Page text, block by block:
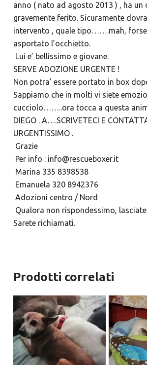
anno ( nato ad agosto 2013 ) , ha un
gravemente ferito. Sicuramente
intervento , quale tipo…….mah, forse
asportato l’occhietto.
Lui e’ bellissimo e giovane.
SERVE ADOZIONE URGENTE !
Non potra’ essere portato in box
Sappiamo che in molti vi siete
cucciolo……..ora tocca a questa
DIEGO . A….SCRIVETECI E
URGENTISSIMO .
Grazie
Per info : info@rescueboxer.it
Marina 335 8398538
Emanuela 320 8942376
Adozioni centro / Nord
Qualora non rispondessimo,
Sarete richiamati.
Prodotti correlati